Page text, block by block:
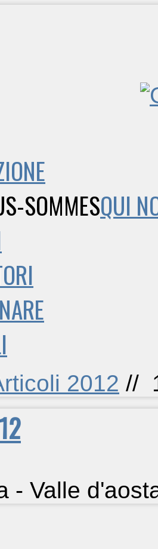
QUI
2012 //
- Valle